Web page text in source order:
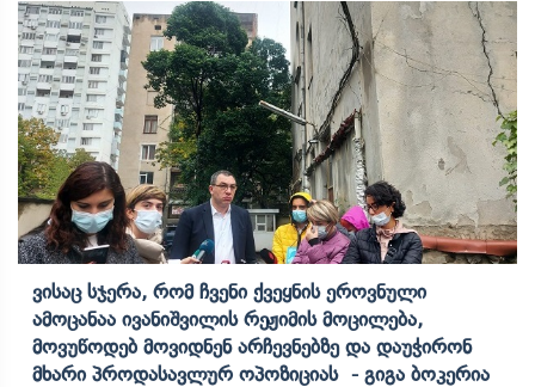
Ვისაც Სჯერა, Რომ Ჩვენი Ქვეყნის Ეროვნული
Ამოცანაა Ივანიშვილის Რეჟიმის Მოცილება,
Მოვუწოდებ Მოვიდნენ Არჩევნებზე Და Დაუჭირონ
Მხარი Პროდასავლურ Ოპოზიციას - Გიგა Ბოკერია